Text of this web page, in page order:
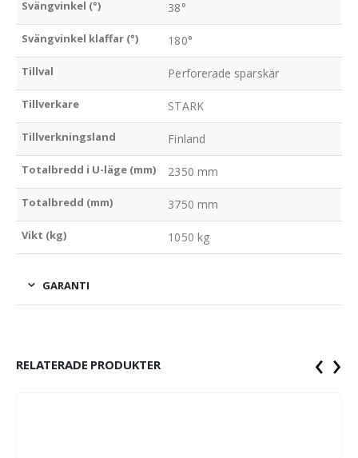
Svängvinkel (°) 38°
Svängvinkel klaffar (°) 180°
Tillval Perforerade sparskär
Tillverkare STARK
Tillverkningsland Finland
Totalbredd i U-läge (mm) 2350 mm
Totalbredd (mm) 3750 mm
Vikt (kg) 1050 kg
GARANTI
RELATERADE PRODUKTER ‹ ›